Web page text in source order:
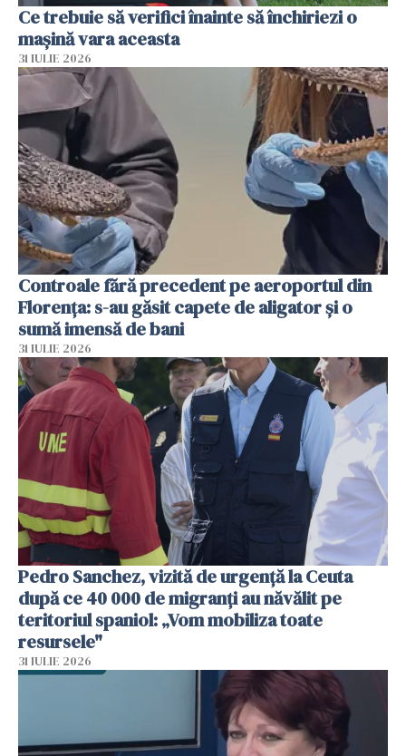
Ce trebuie să verifici înainte să închiriezi o
mașină vara aceasta
31 IULIE 2026
Controale fără precedent pe aeroportul din
Florența: s-au găsit capete de aligator și o
sumă imensă de bani
31 IULIE 2026
Pedro Sanchez, vizită de urgență la Ceuta
după ce 40 000 de migranți au năvălit pe
teritoriul spaniol: „Vom mobiliza toate
resursele"
31 IULIE 2026